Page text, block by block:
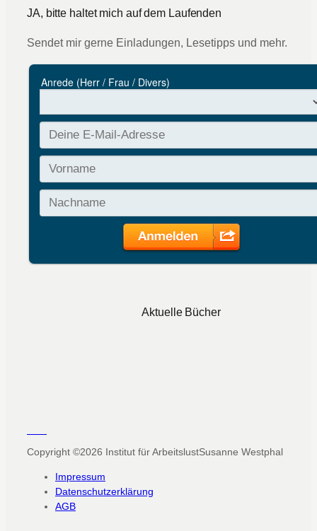
JA, bitte haltet mich auf dem Laufenden
Sendet mir gerne Einladungen, Lesetipps und mehr.
Aktuelle Bücher
Copyright ©2026 Institut für ArbeitslustSusanne Westphal
Impressum
Datenschutzerklärung
AGB